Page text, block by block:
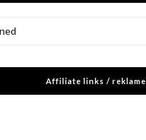
Affiliate links / reklame